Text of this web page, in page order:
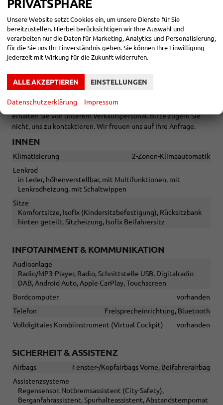
Tageszulassung vor Auslieferung
Zwischenverkauf und Irrtümer für dieses Angebot sind
lediglich der allgemeinen Identifizierung des Fahrzeuges und
stellt keine Gewährleistung im kaufrechtlichen Sinne dar. Die
Umfang abweichen. Den genauen Ausstattungsumfang
erhalten Sie von unserem Verkaufspersonal. Bitte zögern Sie
nicht, uns zu kontaktieren. Wir freuen uns auf Ihre Anfrage.
INNEN
Klimatisierung
2-Zonen-Klimaautomatik
Lenkrad
in Leder, höhenverstellbar, mit Multifunktionen, mit
Lenkradheizung, mit Schaltwippen
Sitze
Komfortsitze, Isofix (Kindersitzbefestigung), Rücksitzbank
hinten geteilt, Sitzheizung, Isofix Beifahrersitz
INFOTAINMENT & KOMMUNIKATION
Audioanlage
Radio/MP3-Player, Radio, Schnittstelle USB, Digitalradio
DAB, Android Auto, Apple CarPlay, Touchscreen
Bordcomputer
vorhanden
Telefon
Freisprecheinrichtung, Bluetooth
Volldigitales Kombiinstrument (Virtual Cockpit)
vorhanden
SICHERHEIT & ASSISTENZ
Airbags
Fenster-/Kopfairbags Vorne, Beifahrerairbag
Assistenzsysteme
Regensensor, Notbremsassistent (City-Safety),
Berganfahrassistent, Spurhalteassistent, Abstandstempomat
PRIVATSPHÄRE
Unsere Website setzt Cookies ein, um unsere Dienste für Sie
bereitzustellen. Hierbei berücksichtigen wir Ihre Auswahl und
verarbeiten nur die Daten für Marketing, Analytics und Personalisierung,
für die Sie uns Ihr Einverständnis geben. Sie können Ihre Einwilligung
jederzeit mit Wirkung für die Zukunft widerrufen.
ALLE AKZEPTIEREN EINSTELLUNGEN
Datenschutzerklärung Impressum